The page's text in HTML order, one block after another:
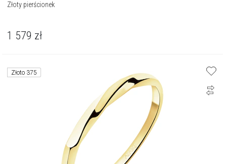
Złoty pierścionek
1 579 zł
Złoto 375